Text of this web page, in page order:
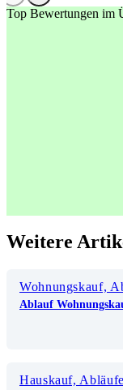
Top Bewertungen im
Weitere
Wohnungskauf,
Ablauf
Hauskauf, Abläufe